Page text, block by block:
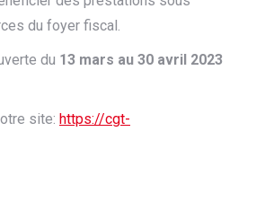
du foyer fiscal.
du 13 mars au 30 avril 2023
site: https://cgt-